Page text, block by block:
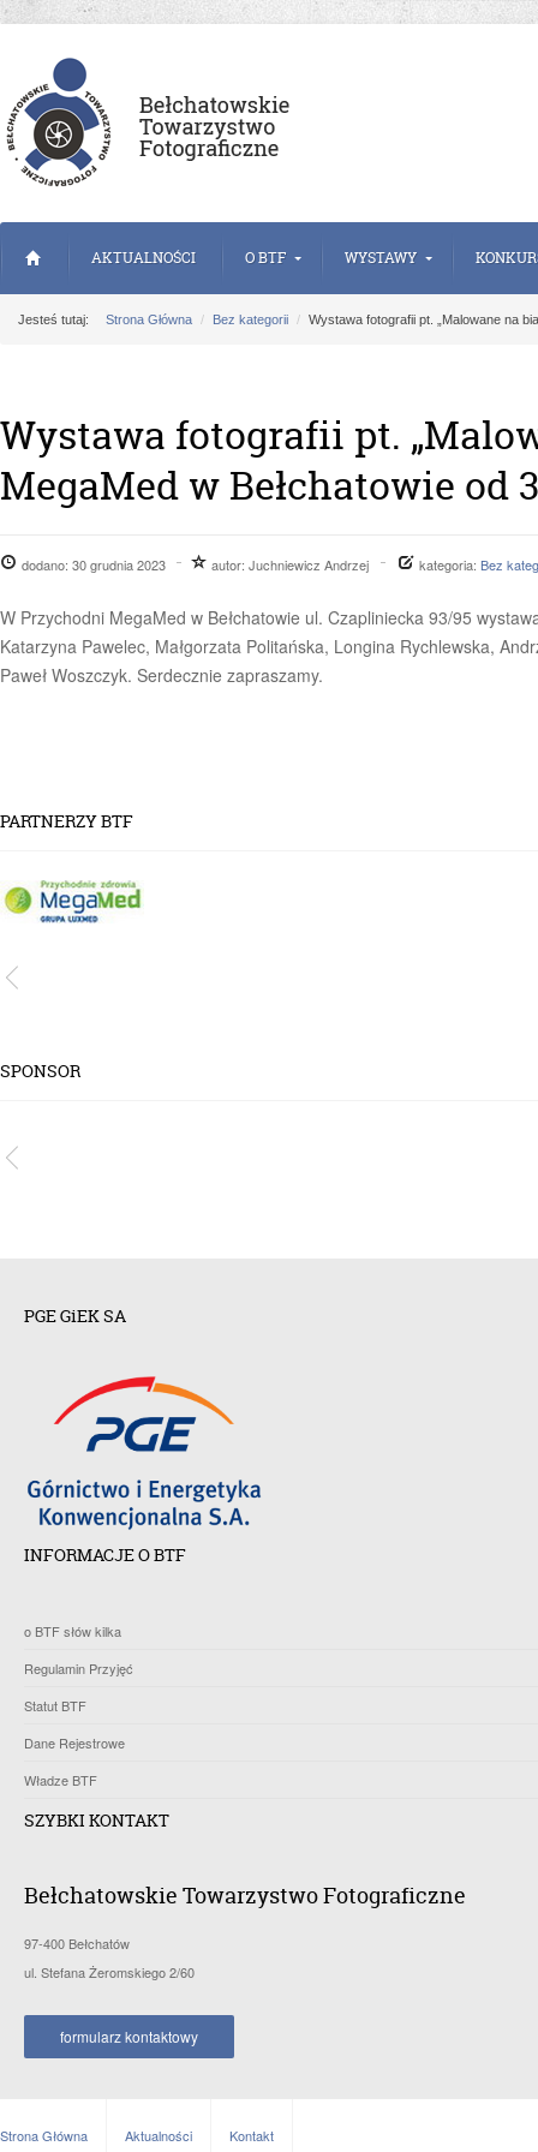
AKTUALNOŚCI O BTF WYSTAWY
Jesteś tutaj: Strona Główna Bez kategorii Wystawa fotografii pt. „Malowane na
Wystawa fotografii pt.
MegaMed w Bełchatowie od
dodano: 30 grudnia 2023 autor: Juchniewicz Andrzej kategoria: Bez
W Przychodni MegaMed w Bełchatowie ul. Czapliniecka 93/95
Katarzyna Pawelec, Małgorzata Politańska, Longina Rychlewska,
Paweł Woszczyk. Serdecznie zapraszamy.
PARTNERZY BTF
SPONSOR
PGE GiEK SA
INFORMACJE O BTF
o BTF słów kilka
Regulamin Przyjęć
Statut BTF
Dane Rejestrowe
Władze BTF
SZYBKI KONTAKT
Bełchatowskie Towarzystwo Fotograficzne
97-400 Bełchatów
ul. Stefana Żeromskiego 2/60
formularz kontaktowy
Strona Główna Aktualności Kontakt